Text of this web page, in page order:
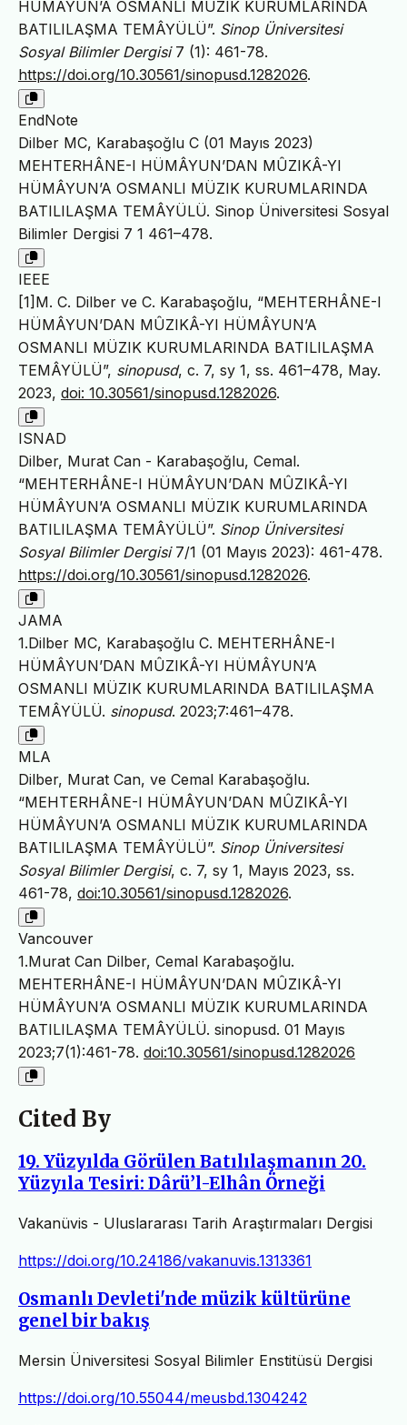
HÜMÂYUN’A OSMANLI MÜZIK KURUMLARINDA
BATILILAŞMA TEMÂYÜLÜ”. Sinop Üniversitesi
Sosyal Bilimler Dergisi7 (1): 461-78.
https://doi.org/10.30561/sinopusd.1282026.
EndNote
Dilber MC, Karabaşoğlu C (01 Mayıs 2023)
MEHTERHÂNE-I HÜMÂYUN’DAN MÛZIKÂ-YI
HÜMÂYUN’A OSMANLI MÜZIK KURUMLARINDA
BATILILAŞMA TEMÂYÜLÜ. Sinop Üniversitesi Sosyal
Bilimler Dergisi 7 1 461–478.
IEEE
[1]M. C. Dilber ve C. Karabaşoğlu, “MEHTERHÂNE-I
HÜMÂYUN’DAN MÛZIKÂ-YI HÜMÂYUN’A
OSMANLI MÜZIK KURUMLARINDA BATILILAŞMA
TEMÂYÜLÜ”, sinopusd, c. 7, sy 1, ss. 461–478, May.
2023, doi: 10.30561/sinopusd.1282026.
ISNAD
Dilber, Murat Can - Karabaşoğlu, Cemal.
“MEHTERHÂNE-I HÜMÂYUN’DAN MÛZIKÂ-YI
HÜMÂYUN’A OSMANLI MÜZIK KURUMLARINDA
BATILILAŞMA TEMÂYÜLÜ”. Sinop Üniversitesi
Sosyal Bilimler Dergisi7/1 (01 Mayıs 2023): 461-478.
https://doi.org/10.30561/sinopusd.1282026.
JAMA
1.Dilber MC, Karabaşoğlu C. MEHTERHÂNE-I
HÜMÂYUN’DAN MÛZIKÂ-YI HÜMÂYUN’A
OSMANLI MÜZIK KURUMLARINDA BATILILAŞMA
TEMÂYÜLÜ. sinopusd. 2023;7:461–478.
MLA
Dilber, Murat Can, ve Cemal Karabaşoğlu.
“MEHTERHÂNE-I HÜMÂYUN’DAN MÛZIKÂ-YI
HÜMÂYUN’A OSMANLI MÜZIK KURUMLARINDA
BATILILAŞMA TEMÂYÜLÜ”. Sinop Üniversitesi
Sosyal Bilimler Dergisi, c. 7, sy 1, Mayıs 2023, ss.
461-78, doi:10.30561/sinopusd.1282026.
Vancouver
1.Murat Can Dilber, Cemal Karabaşoğlu.
MEHTERHÂNE-I HÜMÂYUN’DAN MÛZIKÂ-YI
HÜMÂYUN’A OSMANLI MÜZIK KURUMLARINDA
BATILILAŞMA TEMÂYÜLÜ. sinopusd. 01 Mayıs
2023;7(1):461-78. doi:10.30561/sinopusd.1282026
Cited By
19. Yüzyılda Görülen Batılılaşmanın 20.
Yüzyıla Tesiri: Dârü’l-Elhân Örneği
Vakanüvis - Uluslararası Tarih Araştırmaları Dergisi
https://doi.org/10.24186/vakanuvis.1313361
Osmanlı Devleti'nde müzik kültürüne
genel bir bakış
Mersin Üniversitesi Sosyal Bilimler Enstitüsü Dergisi
https://doi.org/10.55044/meusbd.1304242